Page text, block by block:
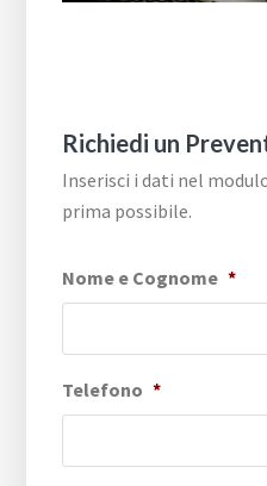
Richiedi un
Inserisci i dati nel
prima possibile.
Nome e Cognome *
Telefono *